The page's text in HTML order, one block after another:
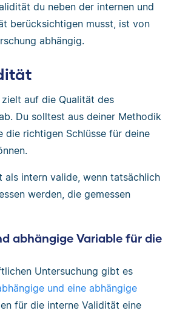
du neben der internen und
berücksichtigen musst, ist von
abhängig.
zielt auf die Qualität des
Du solltest aus deiner Methodik
die richtigen Schlüsse für deine
als intern valide, wenn tatsächlich
werden, die gemessen
abhängige Variable für die
Untersuchung gibt es
und eine abhängige
für die interne Validität eine